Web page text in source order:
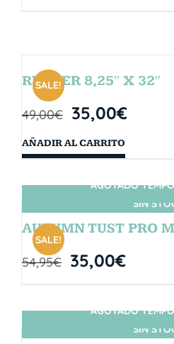
SALE!
RUBBER 8,25″ X 32″
49,00€ 35,00€
AÑADIR AL CARRITO
SIN
SALE!
AGOTADO
AUTUMN TUST PRO
54,95€ 35,00€
SIN
AGOTADO